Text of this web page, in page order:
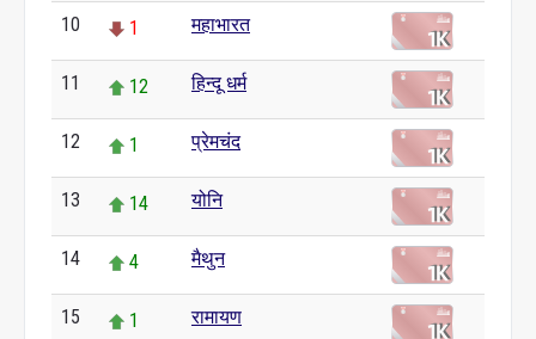
10 1 महाभारत
11 12 हिन्दू धर्म
12 1 प्रेमचंद
13 14 योनि
14 4 मैथुन
15 1 रामायण